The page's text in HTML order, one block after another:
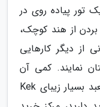
تور پیاده روی در
از هند کوچک،
از دیگر کارهایی
نمایند. کمی آن
طرف تر از جورج تاون می توانید از معبد بسیار زیبای Kek